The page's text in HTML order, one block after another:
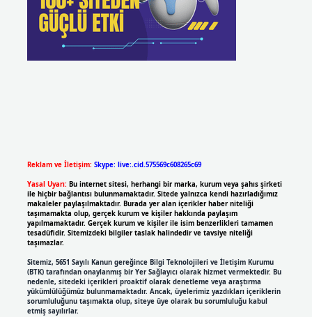
Reklam ve İletişim: Skype: live:.cid.575569c608265c69
Yasal Uyarı: Bu internet sitesi, herhangi bir marka, kurum veya şahıs şirketi
ile hiçbir bağlantısı bulunmamaktadır. Sitede yalnızca kendi hazırladığımız
makaleler paylaşılmaktadır. Burada yer alan içerikler haber niteliği
taşımamakta olup, gerçek kurum ve kişiler hakkında paylaşım
yapılmamaktadır. Gerçek kurum ve kişiler ile isim benzerlikleri tamamen
tesadüfidir. Sitemizdeki bilgiler taslak halindedir ve tavsiye niteliği
taşımazlar.
Sitemiz, 5651 Sayılı Kanun gereğince Bilgi Teknolojileri ve İletişim Kurumu
(BTK) tarafından onaylanmış bir Yer Sağlayıcı olarak hizmet vermektedir. Bu
nedenle, sitedeki içerikleri proaktif olarak denetleme veya araştırma
yükümlülüğümüz bulunmamaktadır. Ancak, üyelerimiz yazdıkları içeriklerin
sorumluluğunu taşımakta olup, siteye üye olarak bu sorumluluğu kabul
etmiş sayılırlar.